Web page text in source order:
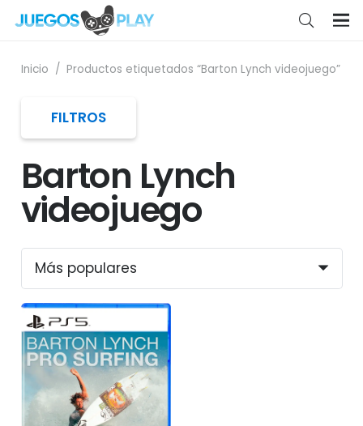
Inicio / Productos etiquetados “Barton Lynch videojuego”
Barton Lynch
videojuego
FILTROS